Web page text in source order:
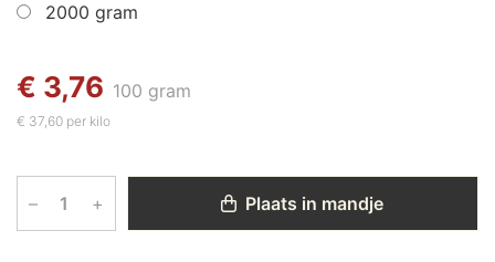
2000 gram
€ 3,76 100 gram
€ 37,60 per kilo
– + Plaats in mandje